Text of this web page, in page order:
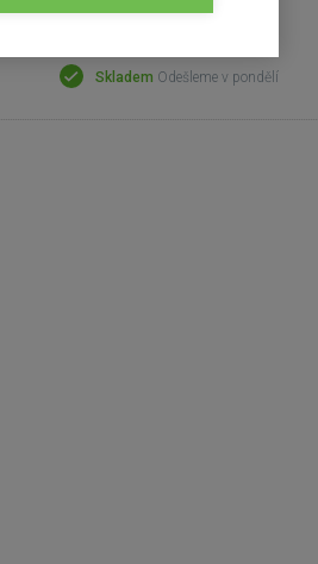
2 499 Kč
Skladem Odešleme v pondělí